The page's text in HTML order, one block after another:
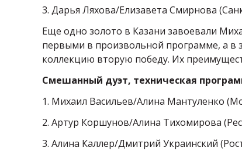
3. Дарья Ляхова/Елизавета Смирнова
Еще одно золото в Казани завоевали
первыми в произвольной программе, а в
коллекцию вторую победу. Их
Смешанный дуэт, техническая
1. Михаил Васильев/Алина Мантуленко
2. Артур Коршунов/Алина Тихомирова
3. Алина Каллер/Дмитрий Украинский